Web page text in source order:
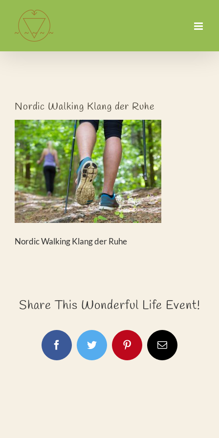
Inhalt
springen
Nordic Walking Klang der Ruhe
Nordic Walking Klang der Ruhe
Share This Wonderful Life Event!
FacebookTwitter PinterestE-
Mail